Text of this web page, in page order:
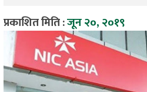
प्रकाशित मिति :जून २०, २०१९